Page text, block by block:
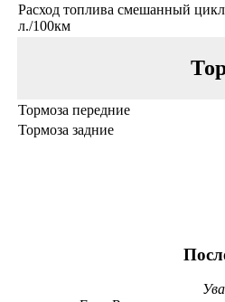
Расход топлива смешанный
л./100км
Тормоза передние
Тормоза задние